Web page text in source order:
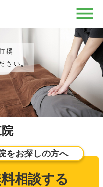
をお探しの方へ
相談する